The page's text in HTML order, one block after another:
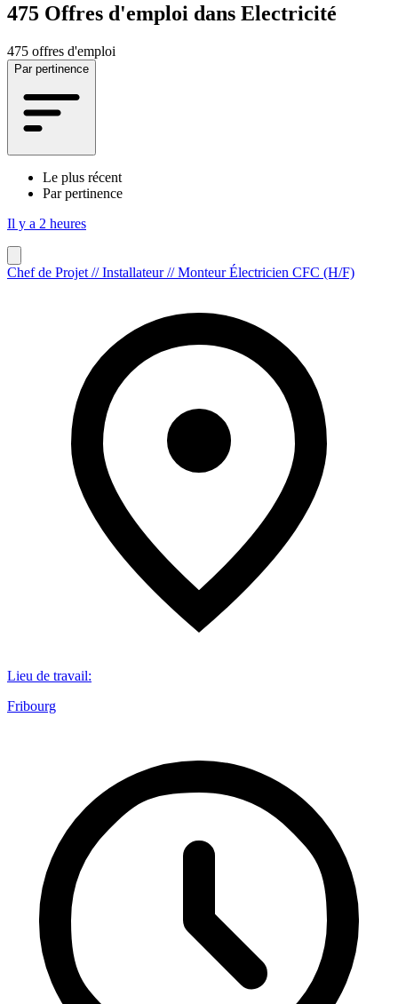
475 Offres d'emploi dans Electricité
475 offres d'emploi
Par pertinence
Le plus récent
Par pertinence
Il y a 2 heures
Chef de Projet // Installateur // Monteur Électricien CFC (H/F)
Lieu de travail:
Fribourg